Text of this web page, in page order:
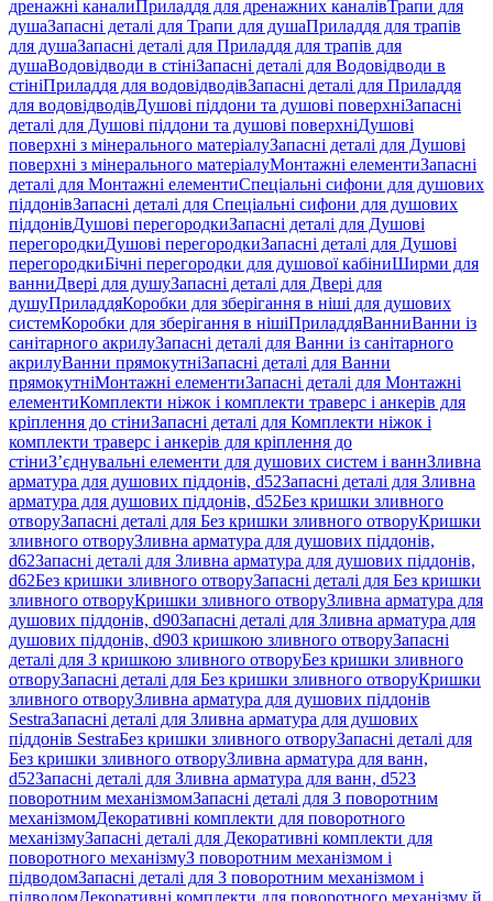
дренажні каналиПриладдя для дренажних каналівТрапи для
душаЗапасні деталі для Трапи для душаПриладдя для трапів
для душаЗапасні деталі для Приладдя для трапів для
душаВодовідводи в стініЗапасні деталі для Водовідводи в
стініПриладдя для водовідводівЗапасні деталі для Приладдя
для водовідводівДушові піддони та душові поверхніЗапасні
деталі для Душові піддони та душові поверхніДушові
поверхні з мінерального матеріалуЗапасні деталі для Душові
поверхні з мінерального матеріалуМонтажні елементиЗапасні
деталі для Монтажні елементиСпеціальні сифони для душових
піддонівЗапасні деталі для Спеціальні сифони для душових
піддонівДушові перегородкиЗапасні деталі для Душові
перегородкиДушові перегородкиЗапасні деталі для Душові
перегородкиБічні перегородки для душової кабіниШирми для
ванниДвері для душуЗапасні деталі для Двері для
душуПриладдяКоробки для зберігання в ніші для душових
системКоробки для зберігання в нішіПриладдяВанниВанни із
санітарного акрилуЗапасні деталі для Ванни із санітарного
акрилуВанни прямокутніЗапасні деталі для Ванни
прямокутніМонтажні елементиЗапасні деталі для Монтажні
елементиКомплекти ніжок і комплекти траверс і анкерів для
кріплення до стіниЗапасні деталі для Комплекти ніжок і
комплекти траверс і анкерів для кріплення до
стіниЗ’єднувальні елементи для душових систем і ваннЗливна
арматура для душових піддонів, d52Запасні деталі для Зливна
арматура для душових піддонів, d52Без кришки зливного
отворуЗапасні деталі для Без кришки зливного отворуКришки
зливного отворуЗливна арматура для душових піддонів,
d62Запасні деталі для Зливна арматура для душових піддонів,
d62Без кришки зливного отворуЗапасні деталі для Без кришки
зливного отворуКришки зливного отворуЗливна арматура для
душових піддонів, d90Запасні деталі для Зливна арматура для
душових піддонів, d90З кришкою зливного отворуЗапасні
деталі для З кришкою зливного отворуБез кришки зливного
отворуЗапасні деталі для Без кришки зливного отворуКришки
зливного отворуЗливна арматура для душових піддонів
SestraЗапасні деталі для Зливна арматура для душових
піддонів SestraБез кришки зливного отворуЗапасні деталі для
Без кришки зливного отворуЗливна арматура для ванн,
d52Запасні деталі для Зливна арматура для ванн, d52З
поворотним механізмомЗапасні деталі для З поворотним
механізмомДекоративні комплекти для поворотного
механізмуЗапасні деталі для Декоративні комплекти для
поворотного механізмуЗ поворотним механізмом і
підводомЗапасні деталі для З поворотним механізмом і
підводомДекоративні комплекти для поворотного механізму й